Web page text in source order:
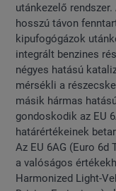
utánkezelő
hosszú távon
kipufogógázok
integrált benzines
négyes hatású
mérsékli a
másik hármas
gondoskodik az EU
határértékeinek
Az EU 6AG (Euro 6d
a valóságos
Harmonized Light-